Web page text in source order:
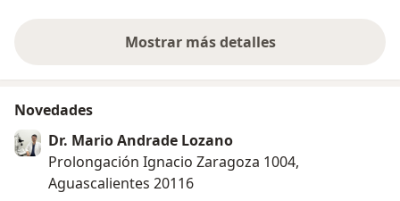
Mostrar más detalles
sobre la experiencia
Novedades
Dr. Mario Andrade Lozano
Prolongación Ignacio Zaragoza 1004,
Aguascalientes 20116